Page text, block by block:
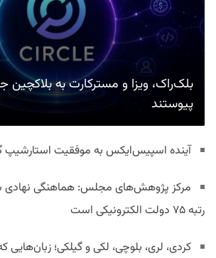
بلک‌راک، ویزا و مسترکارت به بلاکچین
پیوستند
آینده اسپیس‌ایکس به موفقیت استارشیپ
مرکز پژوهش‌های مجلس: هماهنگی نهادی
رتبه ۷۵ دولت الکترونیکی است
کردی، لری، بلوچی، لکی و گیلکی؛